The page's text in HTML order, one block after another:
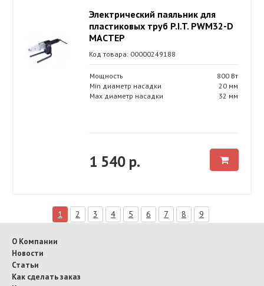
Электрический паяльник для
пластиковых труб P.I.T. PWM32-D
МАСТЕР
Код товара: 00000249188
Мощность
800 Вт
Min диаметр насадки
20 мм
Max диаметр насадки
32 мм
1 540 р.
1 2 3 4 5 6 7 8 9
О Компании
Новости
Статьи
Как сделать заказ